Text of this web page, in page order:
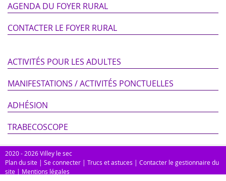
AGENDA DU FOYER RURAL
CONTACTER LE FOYER RURAL
ACTIVITÉS POUR LES ADULTES
MANIFESTATIONS / ACTIVITÉS PONCTUELLES
ADHÉSION
TRABECOSCOPE
2020 - 2026 Villey le sec
Plan du site | Se connecter | Trucs et astuces | Contacter le gestionnaire du
site | Mentions légales